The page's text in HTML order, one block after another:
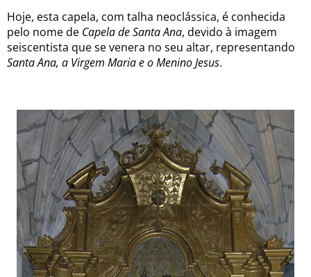
Hoje, esta capela, com talha neoclássica, é conhecida
pelo nome de Capela de Santa Ana, devido à imagem
seiscentista que se venera no seu altar, representando
Santa Ana, a Virgem Maria e o Menino Jesus.